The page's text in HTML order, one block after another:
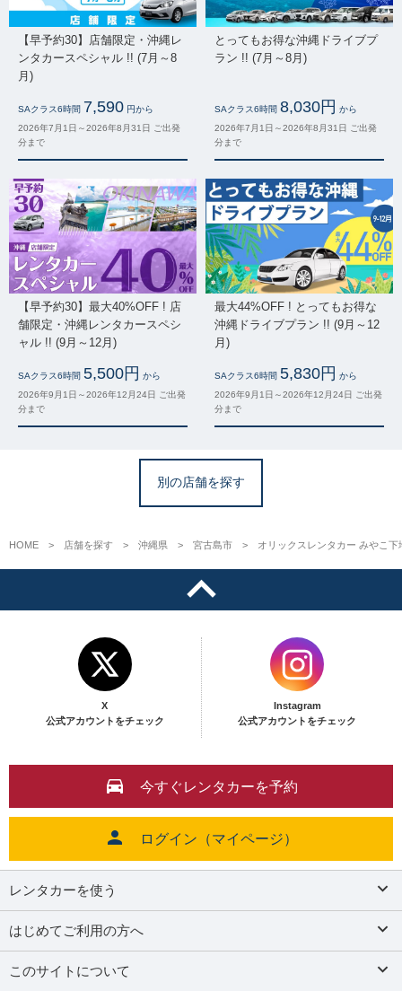
【早予約30】店舗限定・沖縄レ
ンタカースペシャル !! (7月～8
月)
SAクラス6時間 7,590 円から
2026年7月1日～2026年8月31日 ご出発
分まで
とってもお得な沖縄ドライブプ
ラン !! (7月～8月)
SAクラス6時間 8,030円 から
2026年7月1日～2026年8月31日 ご出発
分まで
【早予約30】最大40%OFF ! 店
舗限定・沖縄レンタカースペシ
ャル !! (9月～12月)
SAクラス6時間 5,500円 から
2026年9月1日～2026年12月24日 ご出発
分まで
最大44%OFF ! とってもお得な
沖縄ドライブプラン !! (9月～12
月)
SAクラス6時間 5,830円 から
2026年9月1日～2026年12月24日 ご出発
分まで
別の店舗を探す
HOME 店舗を探す 沖縄県 宮古島市 オリックスレンタカー みやこ
X
公式アカウントをチェック
Instagram
公式アカウントをチェック
今すぐレンタカーを予約
ログイン（マイページ）
レンタカーを使う
はじめてご利用の方へ
このサイトについて